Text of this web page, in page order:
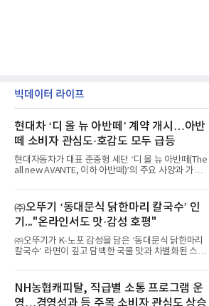
빅데이터 라이프
현대차 ‘디 올 뉴 아반떼’ 계약 개시…아반
떼 소비자 관심도·호감도 모두 급등
현대자동차가 대표 준중형 세단 ‘디 올 뉴 아반떼(The
all new AVANTE, 이하 아반떼)’의 주요 사양과 가격
떼는 6년 만에 선보이는 8세대 완전변경 모델로, ▲정
교한 선과 면을 중심으로 완성한 파격적인 디자인 ▲
과거 중형 세단 수준으로 확대된 차체 제원 ▲글로벌
최고 수준의 안전성 ▲성능과 효율을 동시에 높인 주
행 완성도 ▲첨단 편의 및 디지털 사양 적용 등을 통해
글로벌 준중형 세단의 새로운 기준을 세웠다.아반떼
는 가솔린 2.0과 1.6 하이브리드 두 가지 파워트레인
넘
㈜오뚜기 ‘동대문식 닭한마리 칼국수’ 인
기..."온라인서도 맛·감성 호평"
㈜오뚜기가 K-노포 감성을 담은 ‘동대문식 닭한마리
칼국수’ 라면이 깊고 담백한 국물 맛과 차별화된 스토
혔다.‘동대문식 닭한마리 칼국수’는 예상을 뛰어넘는
소비자 호응에 힘입어 지난 7월 13일 첫 선을 보인 지
단 18일 만에 누적 판매량 50만 개를 돌파하는 성과를
NH농협캐피탈, 직급별 소통 프로그램 운
영…경영성과 등 주목 소비자 관심도 상승